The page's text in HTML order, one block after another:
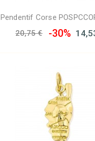
Pendentif Corse
20,75 €
-30%